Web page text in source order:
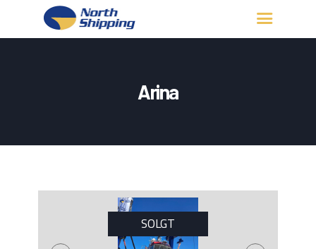
Arina
KONTAKT OSS
SOLGT